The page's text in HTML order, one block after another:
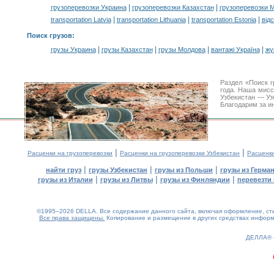
грузоперевозки Украина| грузоперевозки Казахстан|
грузоперевозки
transportation Latvia| transportation Lithuania| transportation Estonia|
Поиск грузов:
грузы Украина| грузы Казахстан| грузы Молдова| вантажі Україна|
Раздел «Поиск
года. Наша
Узбекистан —
Благодарим за
Расценки на грузоперевозки | Расценки на грузоперевозки Узбекистан |
найти груз | грузы Узбекистан | грузы из Польши | грузы из
грузы из Италии | грузы из Литвы| грузы из Финляндии | перевезти
©1995–2026 DELLA. Все содержание данного сайта, включая оформление,
Все права защищены. Копирование и размещение в других средствах